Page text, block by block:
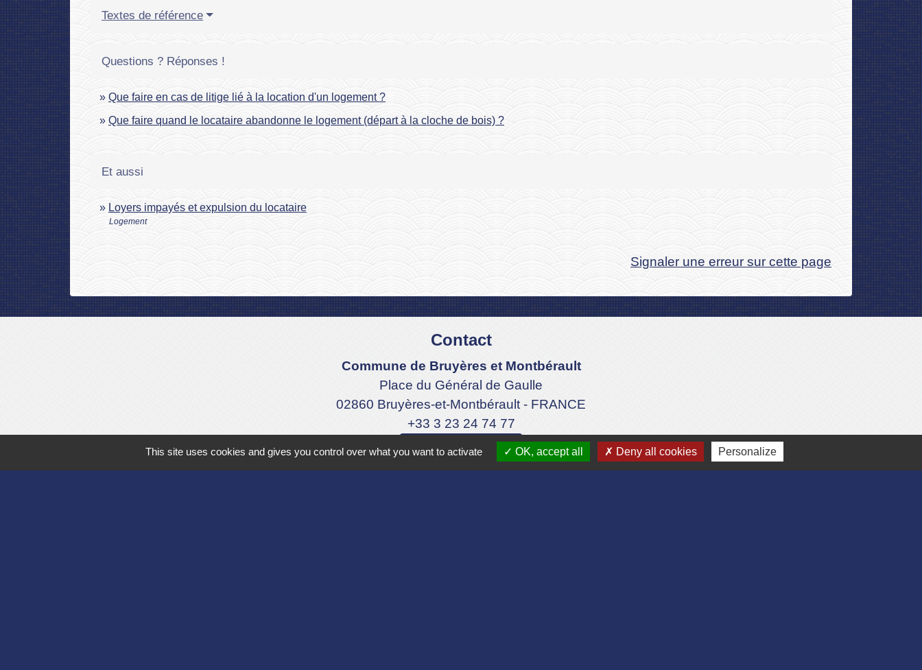
Textes de référence
Questions ? Réponses !
Que faire en cas de litige lié à la location d'un logement ?
Que faire quand le locataire abandonne le logement (départ à la cloche de bois) ?
Et aussi
Loyers impayés et expulsion du locataire
Logement
Signaler une erreur sur cette page
Contact
Commune de Bruyères et Montbérault
Place du Général de Gaulle
02860 Bruyères-et-Montbérault - FRANCE
+33 3 23 24 74 77
Formulaire de contact
This site uses cookies and gives you control over what you want to activate OK, accept all Deny all cookies Personalize